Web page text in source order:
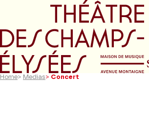
Go to main menu Go to
Home> Medias> Concert